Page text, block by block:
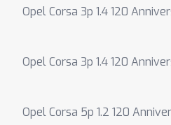
Opel Corsa 3p 1.4 120
Opel Corsa 3p 1.4 120
Opel Corsa 5p 1.2 120